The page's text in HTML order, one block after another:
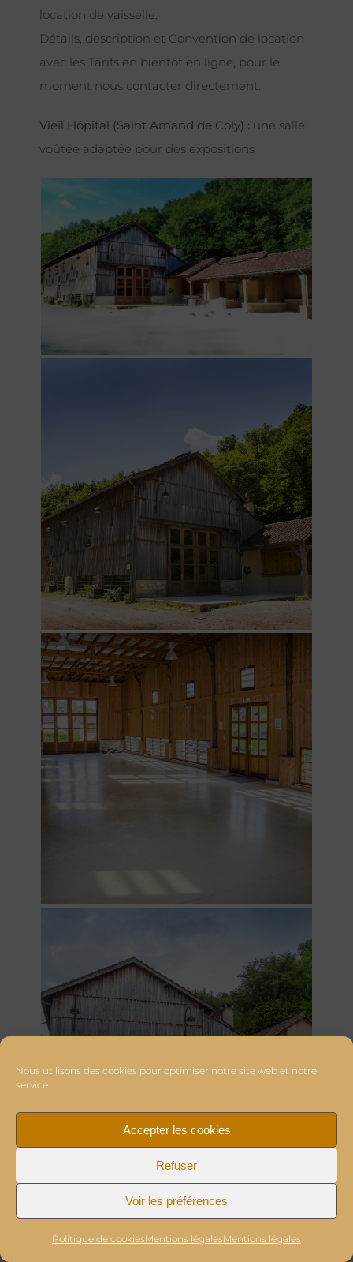
Nous utilisons des cookies pour optimiser notre site web et notre
service.
Accepter les cookies
Refuser
Voir les préférences
Politique de cookiesMentions légalesMentions légales
location de vaisselle.
Détails, description et Convention de location
avec les Tarifs en bientôt en ligne, pour le
moment nous contacter directement.
Vieil Hôpital (Saint Amand de Coly) : une salle
voûtée adaptée pour des expositions